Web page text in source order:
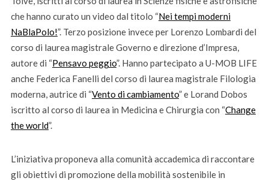
che hanno curato un video dal titolo “Nei tempi moderni
NaBlaPolo!”. Terzo posizione invece per Lorenzo Lombardi del
corso di laurea magistrale Governo e direzione d’Impresa,
autore di “Pensavo peggio”. Hanno partecipato a U-MOB LIFE
anche Federica Fanelli del corso di laurea magistrale Filologia
moderna, autrice di “Vento di cambiamento” e Lorand Dobos
iscritto al corso di laurea in Medicina e Chirurgia con “Change
the world”.
L’iniziativa proponeva alla comunità accademica di raccontare
gli obiettivi di promozione della mobilità sostenibile in